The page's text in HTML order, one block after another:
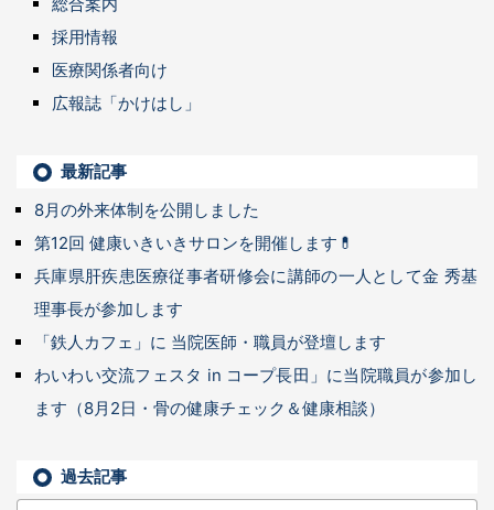
採用情報
医療関係者向け
広報誌「かけはし」
最新記事
8月の外来体制を公開しました
第12回 健康いきいきサロンを開催します💊
兵庫県肝疾患医療従事者研修会に講師の一人として金 秀基
理事長が参加します
「鉄人カフェ」に 当院医師・職員が登壇します
わいわい交流フェスタ in コープ長田」に当院職員が参加し
ます（8月2日・骨の健康チェック＆健康相談）
過去記事